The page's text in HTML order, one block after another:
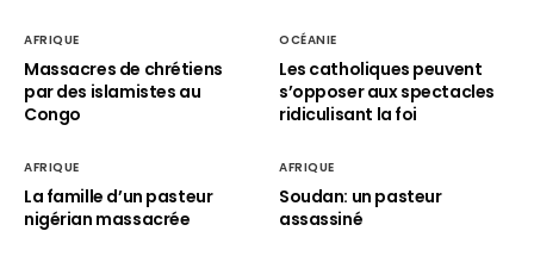
AFRIQUE
Massacres de chrétiens
par des islamistes au
Congo
OCÉANIE
Les catholiques peuvent
s’opposer aux spectacles
ridiculisant la foi
AFRIQUE
La famille d’un pasteur
nigérian massacrée
AFRIQUE
Soudan: un pasteur
assassiné